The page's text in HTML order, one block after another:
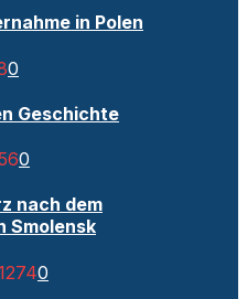
in Polen
0
Geschichte
0
nach dem
Smolensk
0